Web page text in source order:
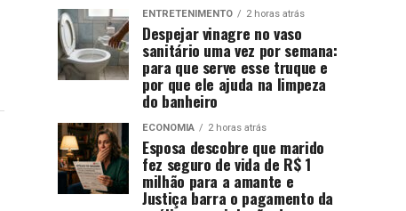
ENTRETENIMENTO 2 horas atrás
Despejar vinagre no vaso
sanitário uma vez por semana:
para que serve esse truque e
por que ele ajuda na limpeza
do banheiro
ECONOMIA 2 horas atrás
Esposa descobre que marido
fez seguro de vida de R$ 1
milhão para a amante e
Justiça barra o pagamento da